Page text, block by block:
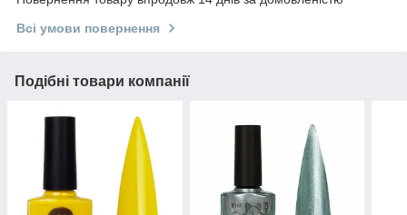
Всі умови повернення
Подібні товари компанії